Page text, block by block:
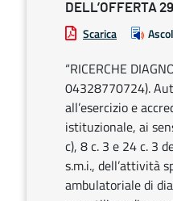
DELL’OFFERTA
Scarica
“RICERCHE
04328770724).
all’esercizio e
istituzionale, ai
c), 8 c. 3 e 24 c. 3
s.m.i., dell’attività
ambulatoriale di